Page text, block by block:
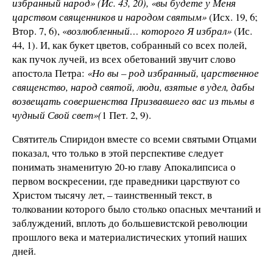
царством священников и народом святым»(Исх. 19, 6;
Втор. 7, 6), «возлюбленный… которого Я избрал»(Ис.
44, 1). И, как букет цветов, собранный со всех полей,
как пучок лучей, из всех обетований звучит слово
апостола Петра: «Но вы – род избранный, царственное
священство, народ святой, люди, взятые в удел, дабы
возвещать совершенства Призвавшего вас из тьмы в
чудный Свой свет»(1 Пет. 2, 9).
Святитель Спиридон вместе со всеми святыми Отцами
показал, что только в этой перспективе следует
понимать знаменитую 20-ю главу Апокалипсиса о
первом воскресении, где праведники царствуют со
Христом тысячу лет, – таинственный текст, в
толковании которого было столько опасных мечтаний и
заблуждений, вплоть до большевистской революции
прошлого века и материалистических утопий наших
дней.